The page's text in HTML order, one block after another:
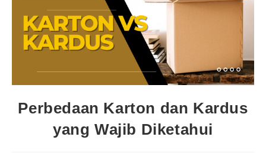
Perbedaan Karton dan Kardus
yang Wajib Diketahui